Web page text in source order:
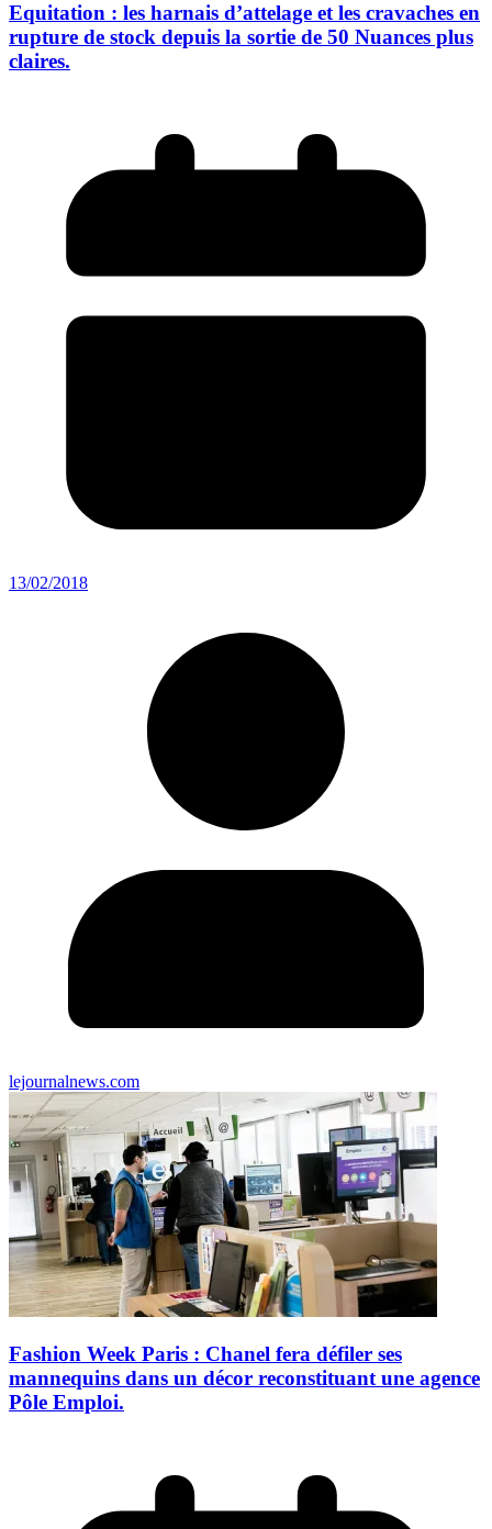
Equitation : les harnais d’attelage et les cravaches en
rupture de stock depuis la sortie de 50 Nuances plus
claires.
13/02/2018
lejournalnews.com
Fashion Week Paris : Chanel fera défiler ses
mannequins dans un décor reconstituant une agence
Pôle Emploi.